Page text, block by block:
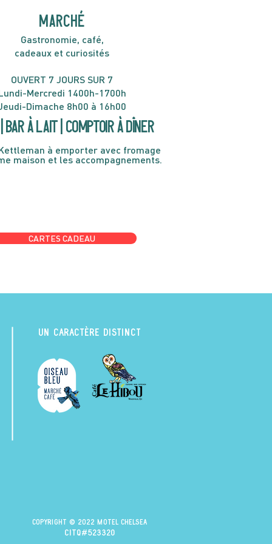
MARCHÉ
Gastronomie, café,
cadeaux et curiosités
OUVERT 7 JOURS SUR 7
Mercredi 1400h-1700h
Dimache 8h00 à 16h00
Bar à lait | Comptoir à dîner
à emporter avec fromage
maison et les accompagnements.
CARTES CADEAU
UN CARACTÈRE DISTINCT
Copyright © 2022 Motel Chelsea
citq#523320